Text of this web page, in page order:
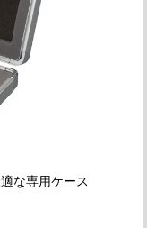
な専用ケース